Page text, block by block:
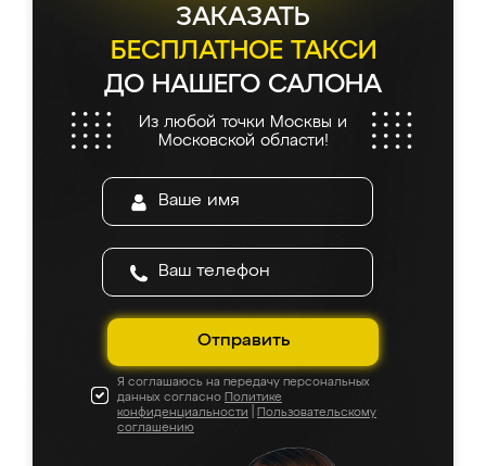
ЗАКАЗАТЬ
БЕСПЛАТНОЕ ТАКСИ
ДО НАШЕГО САЛОНА
Из любой точки Москвы и
Московской области!
Отправить
Я соглашаюсь на передачу персональных
данных согласно Политике
конфиденциальности
Пользовательскому
соглашению